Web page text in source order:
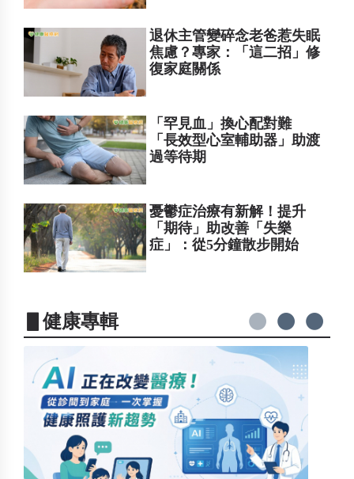
退休主管變碎念老爸惹失眠
焦慮？專家：「這二招」修
復家庭關係
「罕見血」換心配對難
「長效型心室輔助器」助渡
過等待期
憂鬱症治療有新解！提升
「期待」助改善「失樂
症」：從5分鐘散步開始
▋健康專輯